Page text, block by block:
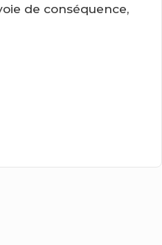
de conséquence,